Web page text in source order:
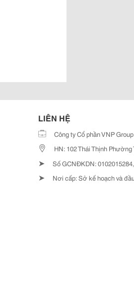
LIÊN HỆ
Công ty Cổ phần VNP Group
HN: 102 Thái Thịnh
➤ Số GCNĐKDN:
➤ Nơi cấp: Sở kế hoạch và